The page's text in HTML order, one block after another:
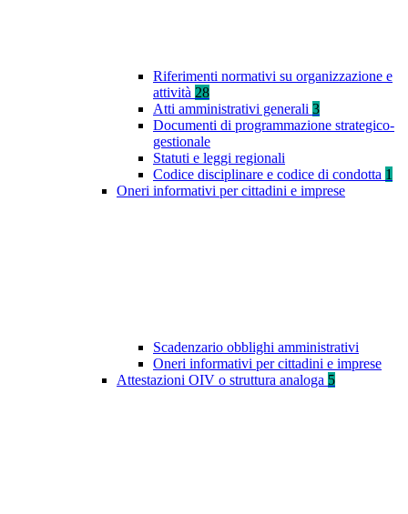
Riferimenti normativi su organizzazione e
attività 28
Atti amministrativi generali 3
Documenti di programmazione strategico-
gestionale
Statuti e leggi regionali
Codice disciplinare e codice di condotta 1
Oneri informativi per cittadini e imprese
Scadenzario obblighi amministrativi
Oneri informativi per cittadini e imprese
Attestazioni OIV o struttura analoga 5